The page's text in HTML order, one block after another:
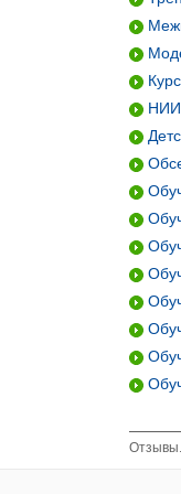
НИИ